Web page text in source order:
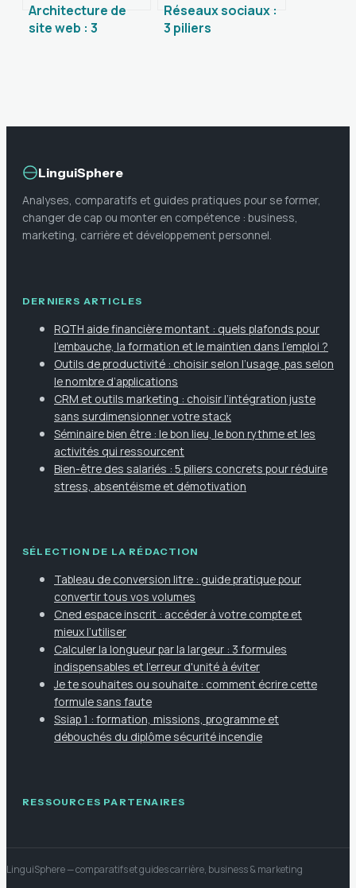
Architecture de
site web : 3
Réseaux sociaux :
3 piliers
LinguiSphere
Analyses, comparatifs et guides pratiques pour se former,
changer de cap ou monter en compétence : business,
marketing, carrière et développement personnel.
DERNIERS ARTICLES
RQTH aide financière montant : quels plafonds pour
l’embauche, la formation et le maintien dans l’emploi ?
Outils de productivité : choisir selon l’usage, pas selon
le nombre d’applications
CRM et outils marketing : choisir l’intégration juste
sans surdimensionner votre stack
Séminaire bien être : le bon lieu, le bon rythme et les
activités qui ressourcent
Bien-être des salariés : 5 piliers concrets pour réduire
stress, absentéisme et démotivation
SÉLECTION DE LA RÉDACTION
Tableau de conversion litre : guide pratique pour
convertir tous vos volumes
Cned espace inscrit : accéder à votre compte et
mieux l’utiliser
Calculer la longueur par la largeur : 3 formules
indispensables et l'erreur d'unité à éviter
Je te souhaites ou souhaite : comment écrire cette
formule sans faute
Ssiap 1 : formation, missions, programme et
débouchés du diplôme sécurité incendie
RESSOURCES PARTENAIRES
LinguiSphere— comparatifs et guides carrière, business & marketing